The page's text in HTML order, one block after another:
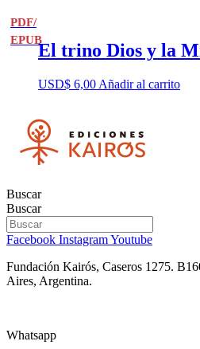
PDF/
EPUBEl trino Dios y la
USD$ 6,00 Añadir al carrito
Buscar
Buscar
Facebook InstagramYoutube
Fundación Kairós, Caseros 1275.
Aires, Argentina.
Whatsapp